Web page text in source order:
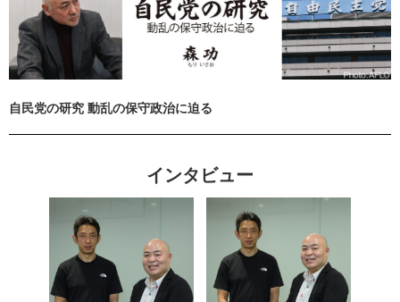
自民党の研究 動乱の保守政治に迫る
インタビュー